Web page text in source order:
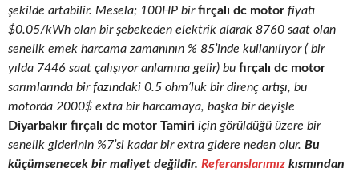
şekilde artabilir. Mesela; 100HP birfırçalı dc motor fiyatı
$0.05/kWh olan bir şebekeden elektrik alarak 8760 saat olan
senelik emek harcama zamanının % 85’inde kullanılıyor ( bir
yılda 7446 saat çalışıyor anlamına gelir) bu fırçalı dc motor
sarımlarında bir fazındaki 0.5 ohm’luk bir direnç artışı, bu
motorda 2000$ extra bir harcamaya, başka bir deyişle
Diyarbakır fırçalı dc motor Tamiri için görüldüğü üzere bir
senelik giderinin %7’si kadar bir extra gidere neden olur. Bu
küçümsenecek bir maliyet değildir. Referanslarımız kısmından